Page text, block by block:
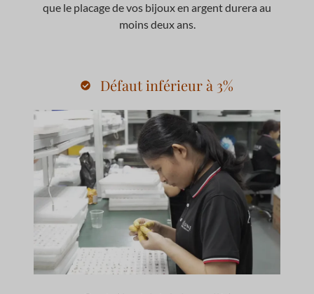
que le placage de vos bijoux en argent durera au
moins deux ans.
Défaut inférieur à 3%